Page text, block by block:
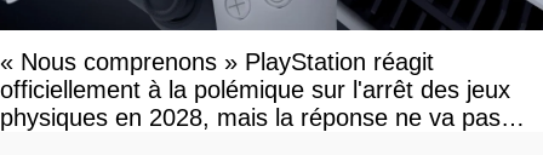
« Nous comprenons » PlayStation réagit
officiellement à la polémique sur l'arrêt des jeux
physiques en 2028, mais la réponse ne va pas